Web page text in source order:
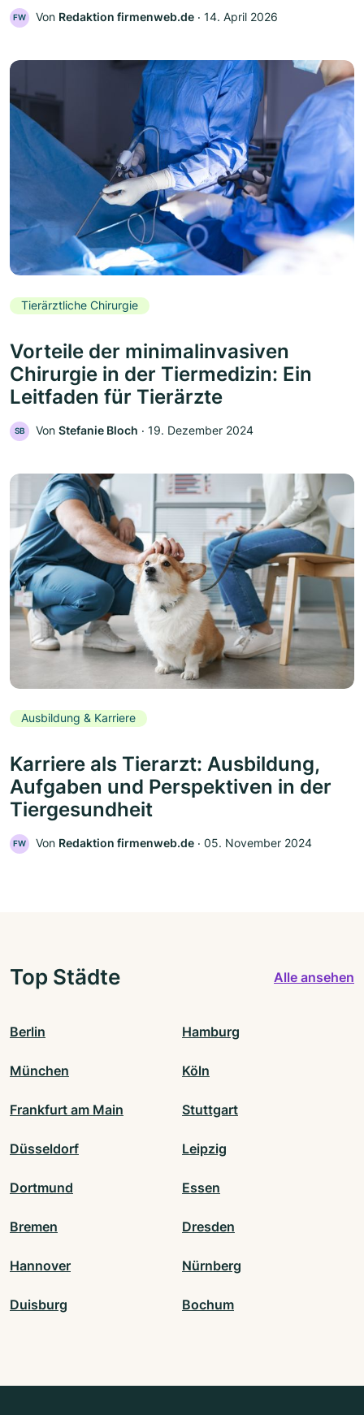
FW Von Redaktion firmenweb.de ‧ 14. April 2026
Tierärztliche Chirurgie
Vorteile der minimalinvasiven
Chirurgie in der Tiermedizin: Ein
Leitfaden für Tierärzte
SB Von Stefanie Bloch ‧ 19. Dezember 2024
Ausbildung & Karriere
Karriere als Tierarzt: Ausbildung,
Aufgaben und Perspektiven in der
Tiergesundheit
FW Von Redaktion firmenweb.de ‧ 05. November 2024
Top Städte Alle ansehen
Berlin Hamburg
München Köln
Frankfurt am Main Stuttgart
Düsseldorf Leipzig
Dortmund Essen
Bremen Dresden
Hannover Nürnberg
Duisburg Bochum